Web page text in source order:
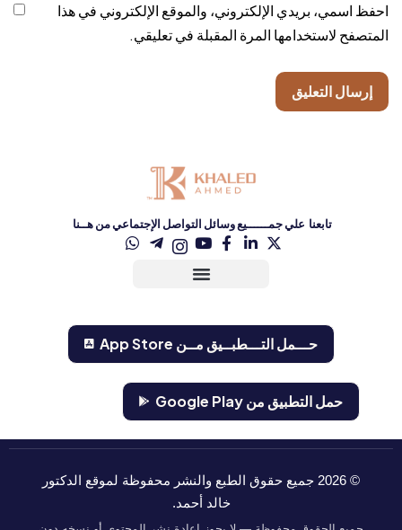
احفظ اسمي، بريدي الإلكتروني، والموقع الإلكتروني في هذا
المتصفح لاستخدامها المرة المقبلة في تعليقي.
تابعنا علي جمــــــيع وسائل التواصل الإجتماعي من هــنا
حـــمل التـــطبــيق مــن ‏App Store‏
حمل التطبيق من Google Play
©
2026جميع حقوق الطبع والنشر محفوظة لموقع الدكتور
خالد أحمد.